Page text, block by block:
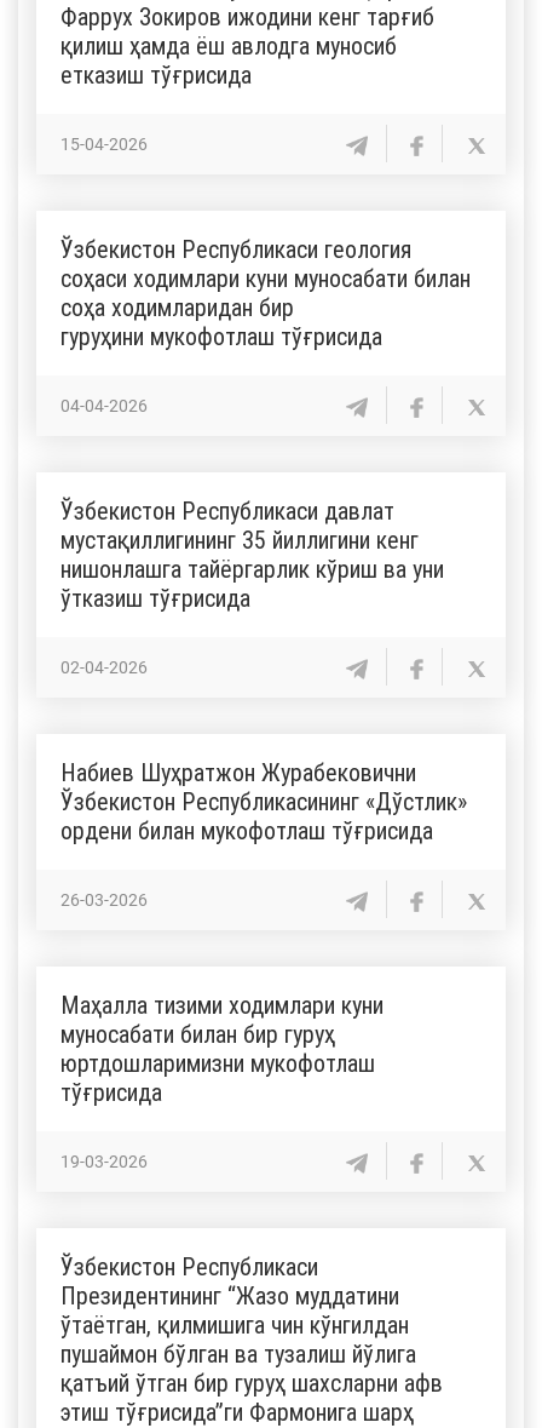
Фаррух Зокиров ижодини кенг тарғиб
қилиш ҳамда ёш авлодга муносиб
етказиш тўғрисида
15-04-2026
Ўзбекистон Республикаси геология
соҳаси ходимлари куни муносабати билан
соҳа ходимларидан бир
гуруҳини мукофотлаш тўғрисида
04-04-2026
Ўзбекистон Республикаси давлат
мустақиллигининг 35 йиллигини кенг
нишонлашга тайёргарлик кўриш ва уни
ўтказиш тўғрисида
02-04-2026
Набиев Шуҳратжон Журабековични
Ўзбекистон Республикасининг «Дўстлик»
ордени билан мукофотлаш тўғрисида
26-03-2026
Маҳалла тизими ходимлари куни
муносабати билан бир гуруҳ
юртдошларимизни мукофотлаш
тўғрисида
19-03-2026
Ўзбекистон Республикаси
Президентининг “Жазо муддатини
ўтаётган, қилмишига чин кўнгилдан
пушаймон бўлган ва тузалиш йўлига
қатъий ўтган бир гуруҳ шахсларни афв
этиш тўғрисида”ги Фармонига шарҳ